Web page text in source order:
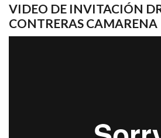
VIDEO DE INVITACIÓN
CONTRERAS CAMARENA